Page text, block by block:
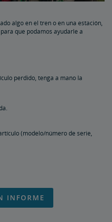
Equipajes
algo en el tren o en una estación,
para que podamos ayudarle a
perdido, tenga a mano la
(modelo/número de serie,
INFORME